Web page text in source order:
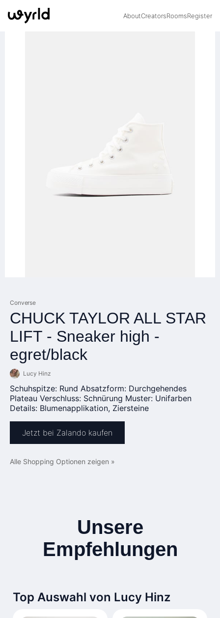
AboutCreatorsRoomsRegister
Converse
CHUCK TAYLOR ALL STAR
LIFT - Sneaker high -
egret/black
Lucy Hinz
Schuhspitze: Rund Absatzform: Durchgehendes
Plateau Verschluss: Schnürung Muster: Unifarben
Details: Blumenapplikation, Ziersteine
Jetzt bei Zalando kaufen
Alle Shopping Optionen zeigen »
Unsere
Empfehlungen
Top Auswahl von Lucy Hinz